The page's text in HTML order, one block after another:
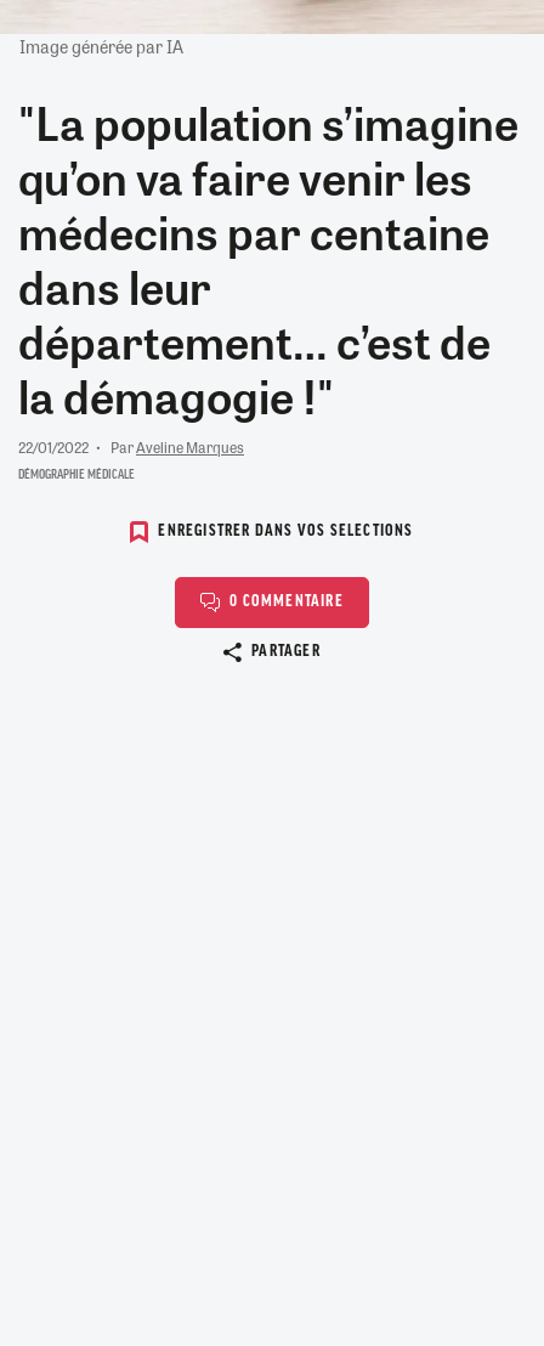
Image générée par IA
"La population s’imagine
qu’on va faire venir les
médecins par centaine
dans leur
département… c’est de
la démagogie !"
22/01/2022 ParAveline Marques
DÉMOGRAPHIE MÉDICALE
ENREGISTRER DANS VOS SELECTIONS
0 COMMENTAIRE
PARTAGER